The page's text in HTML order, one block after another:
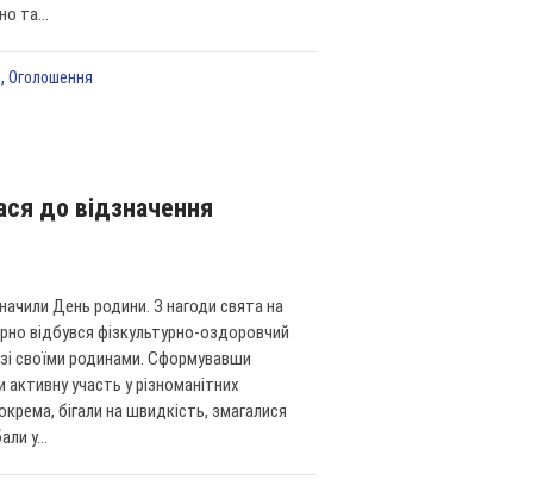
та...
,Оголошення
до відзначення
День родини. З нагоди свята на
відбувся фізкультурно-оздоровчий
зі своїми родинами. Сформувавши
участь у різноманітних
бігали на швидкість, змагалися
у...